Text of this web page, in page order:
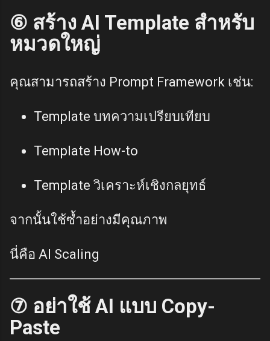
⑥ สร้าง AI Template สำหรับ
หมวดใหญ่
คุณสามารถสร้าง Prompt Framework เช่น:
Template บทความเปรียบเทียบ
Template How-to
Template วิเคราะห์เชิงกลยุทธ์
จากนั้นใช้ซ้ำอย่างมีคุณภาพ
นี่คือ AI Scaling
⑦ อย่าใช้ AI แบบ Copy-
Paste